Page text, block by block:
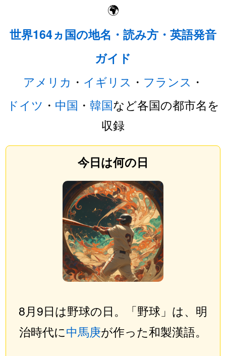
🌍
世界164ヵ国の地名・読み方・英語発音
ガイド
アメリカ ・ イギリス ・ フランス ・
ドイツ ・ 中国 ・ 韓国など各国の都市名を
収録
今日は何の日
8月9日は野球の日。「野球」は、明
治時代に中馬庚が作った和製漢語。